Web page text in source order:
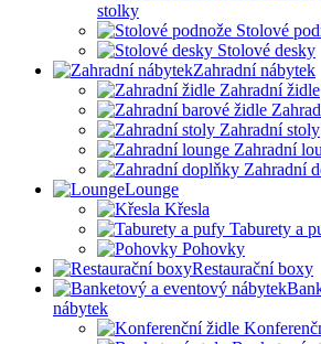
stolky
Stolové
Stolové desky
Zahradní nábytek
Zahradní židle
Zahradní stoly
Zahradní
Zahradní
Lounge
Křesla
Taburety a
Pohovky
Restaurační boxy
nábytek